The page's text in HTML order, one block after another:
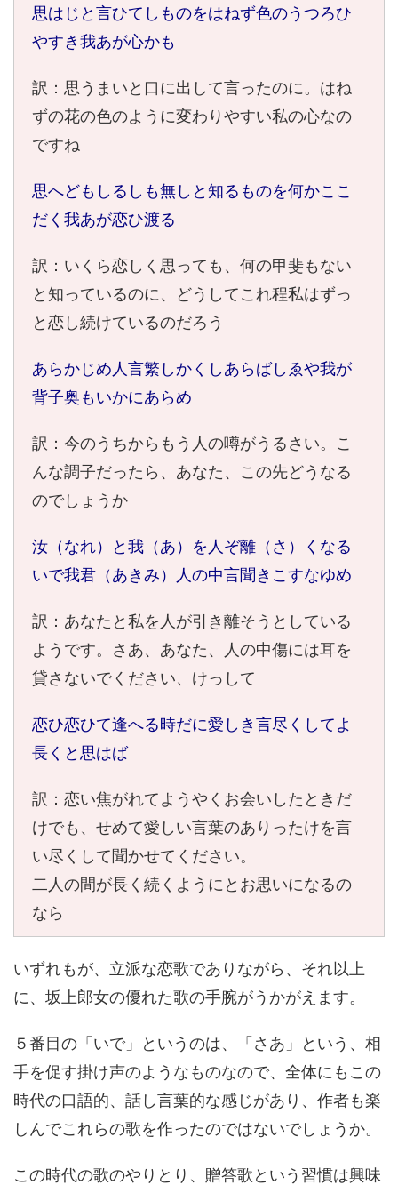
思はじと言ひてしものをはねず色のうつろひ
やすき我あが心かも
訳：思うまいと口に出して言ったのに。はね
ずの花の色のように変わりやすい私の心なの
ですね
思へどもしるしも無しと知るものを何かここ
だく我あが恋ひ渡る
訳：いくら恋しく思っても、何の甲斐もない
と知っているのに、どうしてこれ程私はずっ
と恋し続けているのだろう
あらかじめ人言繁しかくしあらばしゑや我が
背子奥もいかにあらめ
訳：今のうちからもう人の噂がうるさい。こ
んな調子だったら、あなた、この先どうなる
のでしょうか
汝（なれ）と我（あ）を人ぞ離（さ）くなる
いで我君（あきみ）人の中言聞きこすなゆめ
訳：あなたと私を人が引き離そうとしている
ようです。さあ、あなた、人の中傷には耳を
貸さないでください、けっして
恋ひ恋ひて逢へる時だに愛しき言尽くしてよ
長くと思はば
訳：恋い焦がれてようやくお会いしたときだ
けでも、せめて愛しい言葉のありったけを言
い尽くして聞かせてください。
二人の間が長く続くようにとお思いになるの
なら
いずれもが、立派な恋歌でありながら、それ以上
に、坂上郎女の優れた歌の手腕がうかがえます。
５番目の「いで」というのは、「さあ」という、相
手を促す掛け声のようなものなので、全体にもこの
時代の口語的、話し言葉的な感じがあり、作者も楽
しんでこれらの歌を作ったのではないでしょうか。
この時代の歌のやりとり、贈答歌という習慣は興味